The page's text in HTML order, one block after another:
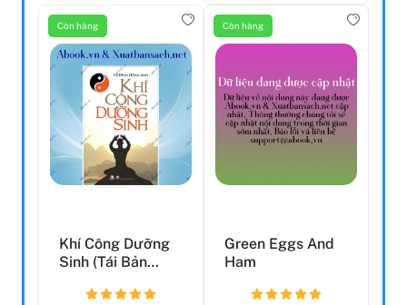
Còn hàng
Khí Công Dưỡng
Sinh (Tái Bản
Còn hàng
Green Eggs And
Ham